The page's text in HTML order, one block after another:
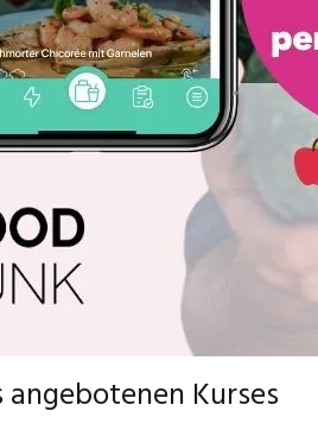
Kurses